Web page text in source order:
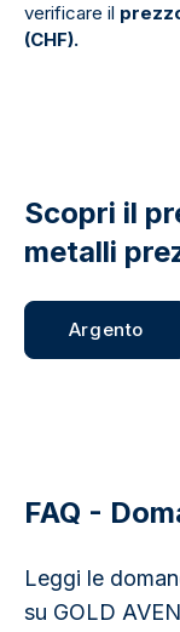
verificare il
(CHF).
Scopri il
metalli
Argento
FAQ -
Leggi le
su GOLD